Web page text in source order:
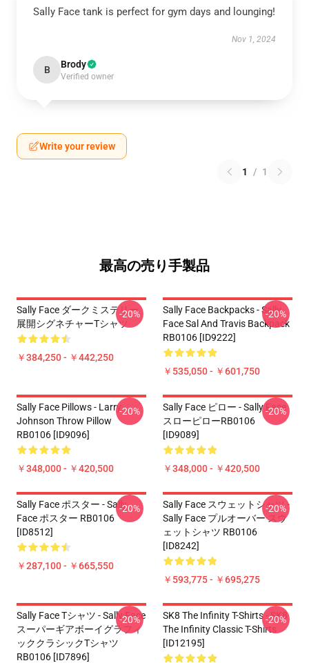
Sally Face tank is perfect for gym days and lounging!
Nov 1, 2024
B Brody
Verified owner
Write your review
1 / 1
最高の売り手製品
Sally Face ダークミステリー
展開シグネチャーTシャツ
￥384,250 - ￥442,250
-20%
Sally Face Backpacks - Sally
Face Sal And Travis Backpack
RB0106 [ID9222]
￥535,050 - ￥601,750
-20%
Sally Face Pillows - Larry
Johnson Throw Pillow
RB0106 [ID9096]
￥348,000 - ￥420,500
-20%
Sally Face ピロー - Sally Face
スローピローRB0106
[ID9089]
￥348,000 - ￥420,500
-20%
Sally Face ポスター - Sally
Face ポスター RB0106
[ID8512]
￥287,100 - ￥665,550
-20%
Sally Face スウェットシャツ -
Sally Face プルオーバー スウ
ェットシャツ RB0106
[ID8242]
￥593,775 - ￥695,275
-20%
Sally Face Tシャツ - Sally Face
スーパーギアボーイグラフィ
ッククラシックTシャツ
RB0106 [ID7896]
-20%
SK8 The Infinity T-Shirts - SK8
The Infinity Classic T-Shirts
[ID12195]
-20%